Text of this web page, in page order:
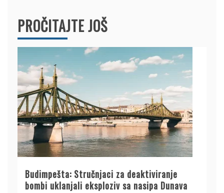
PROČITAJTE JOŠ
Budimpešta: Stručnjaci za deaktiviranje
bombi uklanjali eksploziv sa nasipa Dunava